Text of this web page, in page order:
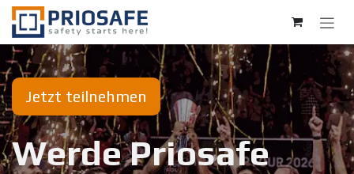
Zum Inhalt springen
Jetzt teilnehmen
Werde Priosafe